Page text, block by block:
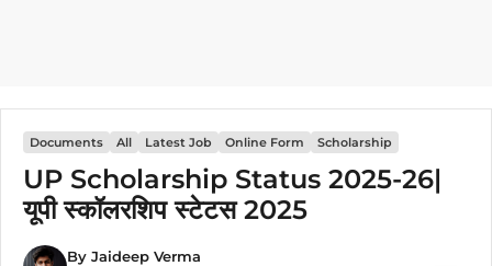
Documents All Latest Job Online Form Scholarship
UP Scholarship Status 2025-26|
यूपी स्कॉलरशिप स्टेटस 2025
By Jaideep Verma